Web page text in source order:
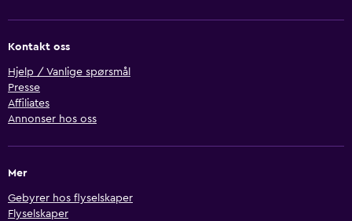
Kontakt oss
Hjelp / Vanlige spørsmål
Presse
Affiliates
Annonser hos oss
Mer
Gebyrer hos flyselskaper
Flyselskaper